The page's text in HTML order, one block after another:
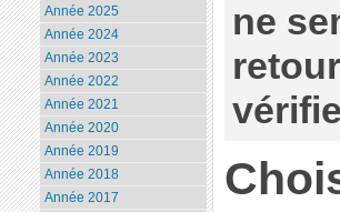
ne
Année 2025
Année 2024
Année 2023
Année 2022
Année 2021
Année 2020
Année 2019
Année 2018
Année 2017